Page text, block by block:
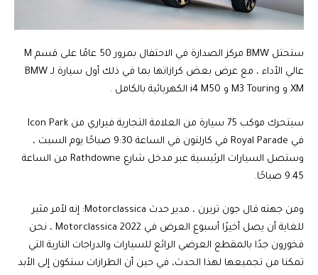
ستحتل BMW مركز الصدارة في الاحتفال بمرور 50 عامًا على قسم M
عالي الأداء ، مع عرض بعض كرازاتها بما في ذلك أول سيارة لـ BMW
XM و M3 Touring و i4 M50 الكهربائية بالكامل .
سيتحرك موكب 75 سيارة من العلامة التجارية فيراري من Icon Park
في Royal Parade في كارلتون في الساعة 9:30 صباحًا يوم السبت ،
وستصل السيارات الرئيسية عبر مدخل شارع Rathdowne من الساعة
9.45 صباحًا.
ومن جهته قال جون تريرن ، مدير حدث Motorclassica: إنه لأمر مثير
للغاية أن يصل أخيرًا أسبوع العرض في Motorclassica 2022 ، نحن
فخورون جدًا بالمقطع العرضي الرائع للسيارات والدراجات النارية التي
تمكنا من تجميعها لهذا الحدث، في حين أن الطرازات ستكون إلى الأبد